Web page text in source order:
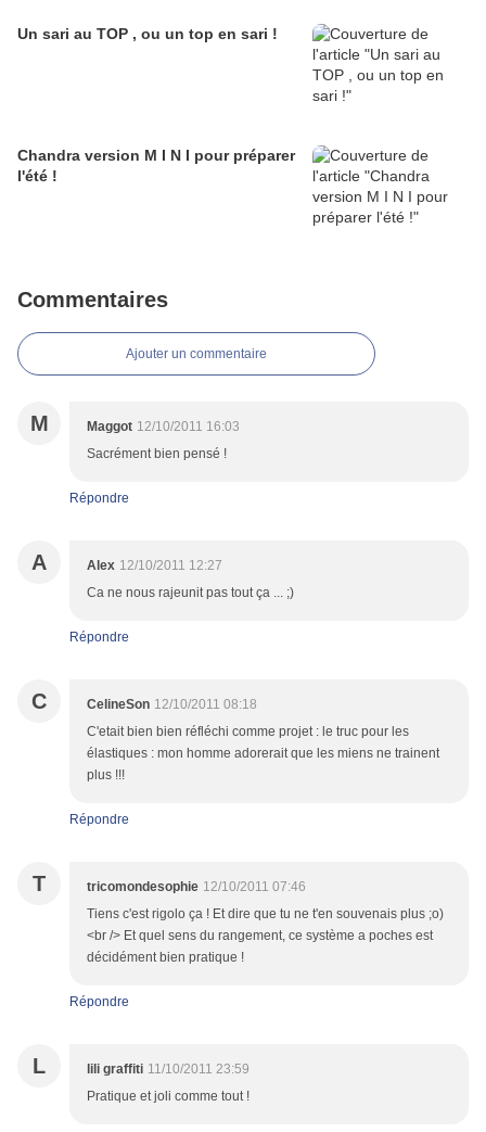
Un sari au TOP , ou un top en sari !
Chandra version M I N I pour préparer
l'été !
Commentaires
Ajouter un commentaire
M Maggot 12/10/2011 16:03
Sacrément bien pensé !
Répondre
A Alex 12/10/2011 12:27
Ca ne nous rajeunit pas tout ça ... ;)
Répondre
C CelineSon 12/10/2011 08:18
C'etait bien bien réfléchi comme projet : le truc pour les
élastiques : mon homme adorerait que les miens ne trainent
plus !!!
Répondre
T tricomondesophie 12/10/2011 07:46
Tiens c'est rigolo ça ! Et dire que tu ne t'en souvenais plus ;o)
<br /> Et quel sens du rangement, ce système a poches est
décidément bien pratique !
Répondre
L lili graffiti 11/10/2011 23:59
Pratique et joli comme tout !